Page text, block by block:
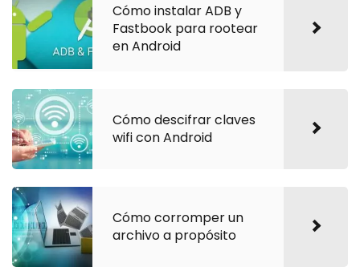
Cómo instalar ADB y
Fastbook para rootear
en Android
Cómo descifrar claves
wifi con Android
Cómo corromper un
archivo a propósito